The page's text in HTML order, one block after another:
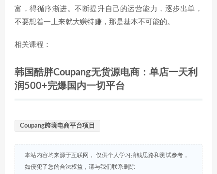
富，得循序渐进。不断提升自己的运营能力，逐步出单，
不要想着一上来就大赚特赚，那是基本不可能的。
相关课程：
韩国酷胖Coupang无货源电商：单店一天利
润500+完爆国内一切平台
Coupang跨境电商平台项目
本站内容均来源于互联网， 仅供个人学习搞钱思路和测试参考，
如侵犯了您的合法权益，请与我们联系删除